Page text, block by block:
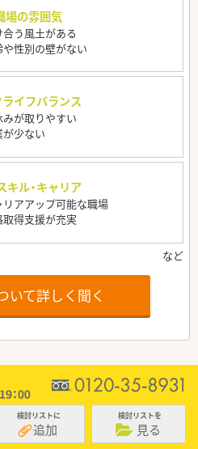
場の雰囲気
合う風土がある
や性別の壁がない
イフバランス
みが取りやすい
が少ない
キル・キャリア
リアアップ可能な職場
取得支援が充実
いて詳しく聞く
検討リストに
追加
検討リストを
見る